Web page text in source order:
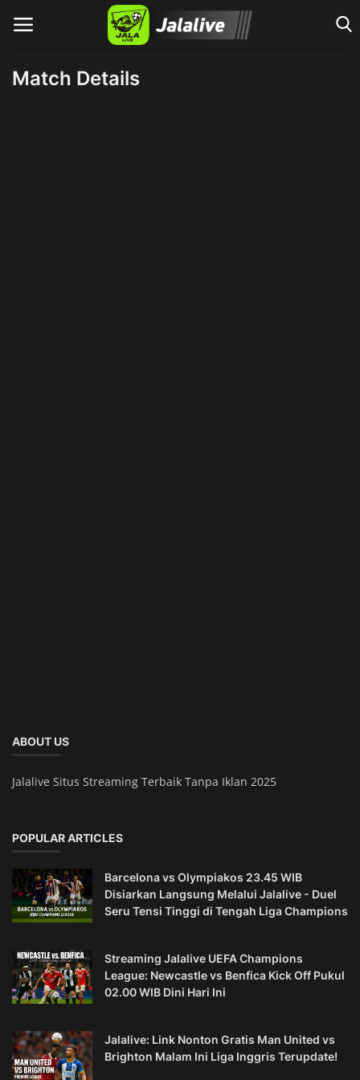
Match Details
ABOUT US
Jalalive Situs Streaming Terbaik Tanpa Iklan 2025
POPULAR ARTICLES
Barcelona vs Olympiakos 23.45 WIB
Disiarkan Langsung Melalui Jalalive - Duel
Seru Tensi Tinggi di Tengah Liga Champions
Streaming Jalalive UEFA Champions
League: Newcastle vs Benfica Kick Off Pukul
02.00 WIB Dini Hari Ini
Jalalive: Link Nonton Gratis Man United vs
Brighton Malam Ini Liga Inggris Terupdate!